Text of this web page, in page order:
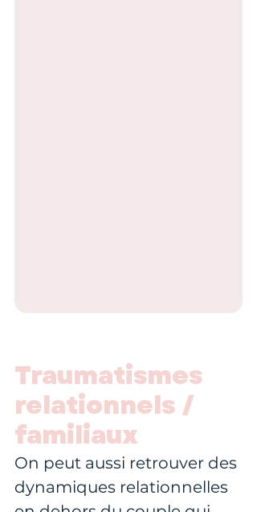
Traumatismes
relationnels /
familiaux
On peut aussi retrouver des
dynamiques relationnelles